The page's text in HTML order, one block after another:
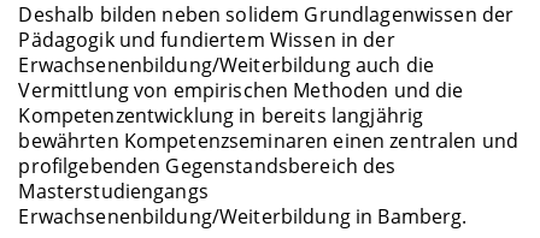
Deshalb bilden neben solidem Grundlagenwissen der
Pädagogik und fundiertem Wissen in der
Erwachsenenbildung/Weiterbildung auch die
Vermittlung von empirischen Methoden und die
Kompetenzentwicklung in bereits langjährig
bewährten Kompetenzseminaren einen zentralen und
profilgebenden Gegenstandsbereich des
Masterstudiengangs
Erwachsenenbildung/Weiterbildung in Bamberg.